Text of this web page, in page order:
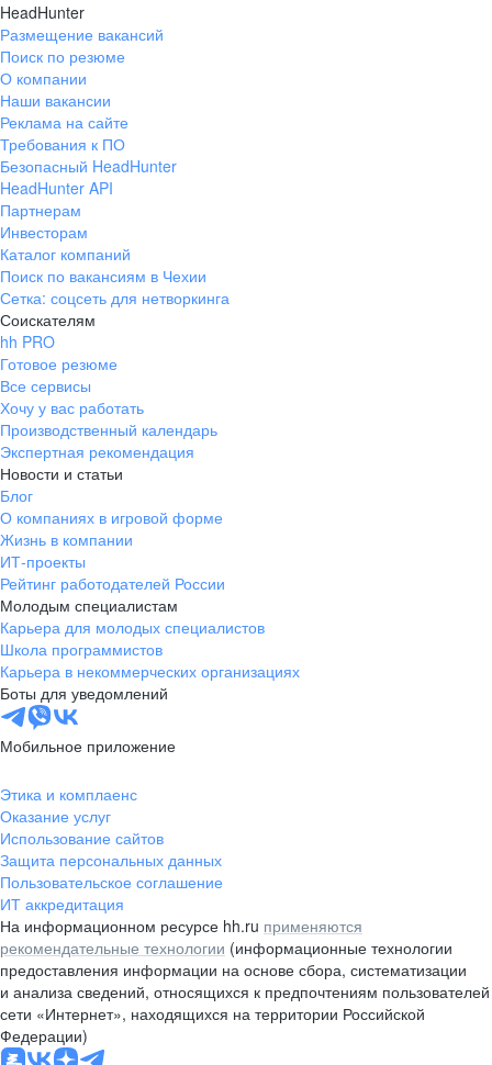
HeadHunter
Размещение вакансий
Поиск по резюме
О компании
Наши вакансии
Реклама на сайте
Требования к ПО
Безопасный HeadHunter
HeadHunter API
Партнерам
Инвесторам
Каталог компаний
Поиск по вакансиям в Чехии
Сетка: соцсеть для нетворкинга
Соискателям
hh PRO
Готовое резюме
Все сервисы
Хочу у вас работать
Производственный календарь
Экспертная рекомендация
Новости и статьи
Блог
О компаниях в игровой форме
Жизнь в компании
ИТ-проекты
Рейтинг работодателей России
Молодым специалистам
Карьера для молодых специалистов
Школа программистов
Карьера в некоммерческих организациях
Боты для уведомлений
Мобильное приложение
Этика и комплаенс
Оказание услуг
Использование сайтов
Защита персональных данных
Пользовательское соглашение
ИТ аккредитация
На информационном ресурсе hh.ru применяются
рекомендательные технологии (информационные технологии
предоставления информации на основе сбора, систематизации
и анализа сведений, относящихся к предпочтениям пользователей
сети «Интернет», находящихся на территории Российской
Федерации)